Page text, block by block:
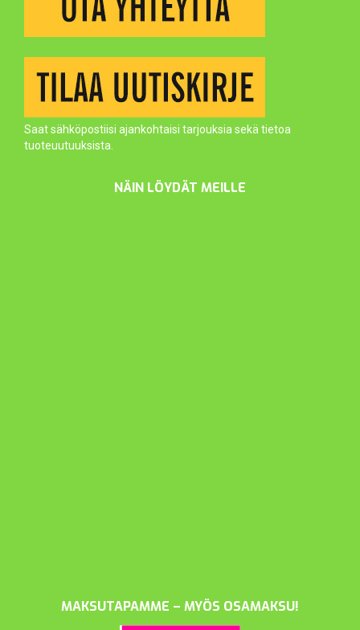
Saat sähköpostiisi ajankohtaisi tarjouksia sekä tietoa
tuoteuutuuksista.
NÄIN LÖYDÄT MEILLE
MAKSUTAPAMME – MYÖS OSAMAKSU!